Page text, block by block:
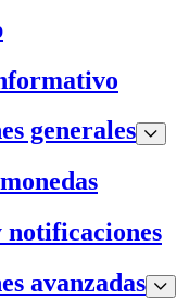
generales
notificaciones
avanzadas